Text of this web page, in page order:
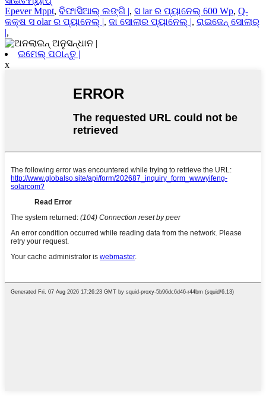
Epever Mppt, ବିଫାସିଆଲ୍ ଲଙ୍ଗି | , ସ lar ର ପ୍ୟାନେଲ୍ 600 Wp, Q-
କକ୍ଷ ସ olar ର ପ୍ୟାନେଲ୍ | , ଜା ସୋଲାର ପ୍ୟାନେଲ୍ | , ରାଇଜେନ୍ ସୋଲାର୍
,
ଇମେଲ୍ ପଠାନ୍ତୁ |
x